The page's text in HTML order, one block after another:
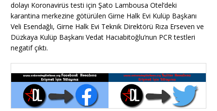
dolayı Koronavirüs testi için Şato Lambousa Otel’deki
karantina merkezine götürülen Girne Halk Evi Kulüp Başkanı
Veli Esendağlı, Girne Halk Evi Teknik Direktörü Rıza Erseven ve
Düzkaya Kulüp Başkanı Vedat Hacıabitoğlu’nun PCR testleri
negatif çıktı.